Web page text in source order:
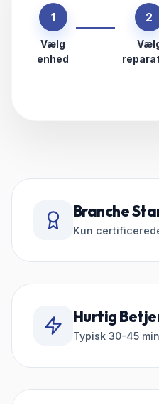
1
Vælg
enhed
2
Branche
Kun
Hurtig
Typisk 30-45